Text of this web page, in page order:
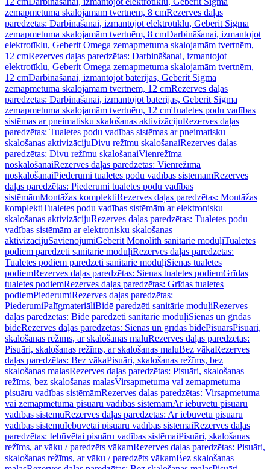
zemapmetuma skalojamām tvertnēm, 8 cmRezerves daļas
paredzētas: Darbināšanai, izmantojot elektrotīklu, Geberit Sigma
zemapmetuma skalojamām tvertnēm, 8 cmDarbināšanai, izmantojot
elektrotīklu, Geberit Omega zemapmetuma skalojamām tvertnēm,
12 cmRezerves daļas paredzētas: Darbināšanai, izmantojot
elektrotīklu, Geberit Omega zemapmetuma skalojamām tvertnēm,
12 cmDarbināšanai, izmantojot baterijas, Geberit Sigma
zemapmetuma skalojamām tvertnēm, 12 cmRezerves daļas
paredzētas: Darbināšanai, izmantojot baterijas, Geberit Sigma
zemapmetuma skalojamām tvertnēm, 12 cmTualetes podu vadības
sistēmas ar pneimatisku skalošanas aktivizācijuRezerves daļas
paredzētas: Tualetes podu vadības sistēmas ar pneimatisku
skalošanas aktivizācijuDivu režīmu skalošanaiRezerves daļas
paredzētas: Divu režīmu skalošanaiVienrežīma
noskalošanaiRezerves daļas paredzētas: Vienrežīma
noskalošanaiPiederumi tualetes podu vadības sistēmāmRezerves
daļas paredzētas: Piederumi tualetes podu vadības
sistēmāmMontāžas komplektiRezerves daļas paredzētas: Montāžas
komplektiTualetes podu vadības sistēmām ar elektronisku
skalošanas aktivizācijuRezerves daļas paredzētas: Tualetes podu
vadības sistēmām ar elektronisku skalošanas
aktivizācijuSavienojumiGeberit Monolith sanitārie moduļiTualetes
podiem paredzēti sanitārie moduļiRezerves daļas paredzētas:
Tualetes podiem paredzēti sanitārie moduļiSienas tualetes
podiemRezerves daļas paredzētas: Sienas tualetes podiemGrīdas
tualetes podiemRezerves daļas paredzētas: Grīdas tualetes
podiemPiederumiRezerves daļas paredzētas:
PiederumiPalīgmateriāliBidē paredzēti sanitārie moduļiRezerves
daļas paredzētas: Bidē paredzēti sanitārie moduļiSienas un grīdas
bidēRezerves daļas paredzētas: Sienas un grīdas bidēPisuārsPisuāri,
skalošanas režīms, ar skalošanas maluRezerves daļas paredzētas:
Pisuāri, skalošanas režīms, ar skalošanas maluBez vākaRezerves
daļas paredzētas: Bez vākaPisuāri, skalošanas režīms, bez
skalošanas malasRezerves daļas paredzētas: Pisuāri, skalošanas
režīms, bez skalošanas malasVirsapmetuma vai zemapmetuma
pisuāru vadības sistēmāmRezerves daļas paredzētas: Virsapmetuma
vai zemapmetuma pisuāru vadības sistēmāmAr iebūvētu pisuāru
vadības sistēmuRezerves daļas paredzētas: Ar iebūvētu pisuāru
vadības sistēmuIebūvētai pisuāru vadības sistēmaiRezerves daļas
paredzētas: Iebūvētai pisuāru vadības sistēmaiPisuāri, skalošanas
režīms, ar vāku / paredzēts vākamRezerves daļas paredzētas: Pisuāri,
skalošanas režīms, ar vāku / paredzēts vākamBez skalošanas